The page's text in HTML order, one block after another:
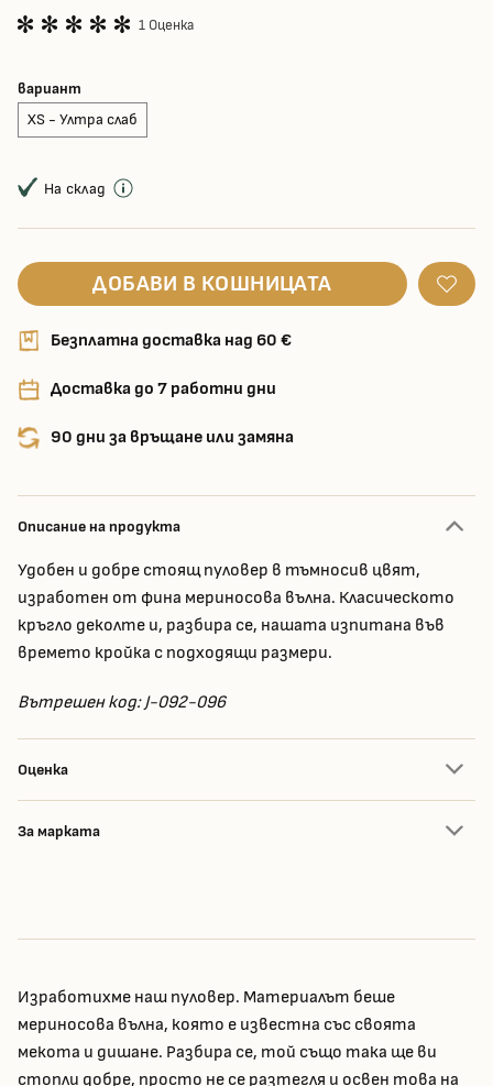
1 Оценка
вариант
XS - Ултра слаб
На склад
ДОБАВИ В КОШНИЦАТА
Безплатна доставка над 60 €
Доставка до 7 работни дни
90 дни за връщане или замяна
Описание на продукта
Удобен и добре стоящ пуловер в тъмносив цвят,
изработен от фина мериносова вълна. Класическото
кръгло деколте и, разбира се, нашата изпитана във
времето кройка с подходящи размери.
Вътрешен код: J-092-096
Оценка
За марката
Изработихме наш пуловер. Материалът беше
мериносова вълна, която е известна със своята
мекота и дишане. Разбира се, той също така ще ви
стопли добре, просто не се разтегля и освен това на